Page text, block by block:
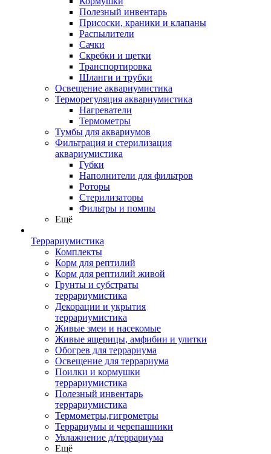
Полезный инвентарь
Присоски, краники и клапаны
Распылители
Сачки
Скребки и щетки
Транспортировка
Шланги и трубки
Освещение аквариумистика
Терморегуляция аквариумистика
Нагреватели
Термометры
Тумбы для аквариумов
Фильтрация и стерилизация
аквариумистика
Губки
Наполнители для фильтров
Роторы
Стерилизаторы
Фильтры и помпы
Ещё
Террариумистика
Комплекты
Корм для рептилий
Корм для рептилий живой
Грунты и субстраты
террариумистика
Декорации и укрытия
террариумистика
Живые змеи и насекомые
Живые ящерицы, амфибии и улитки
Обогрев для террариума
Освещение для террариума
Поилки и кормушки
террариумистика
Полезный инвентарь
террариумистика
Термометры,гигрометры
Террариумы и черепашники
Увлажнение д/террариума
Ещё